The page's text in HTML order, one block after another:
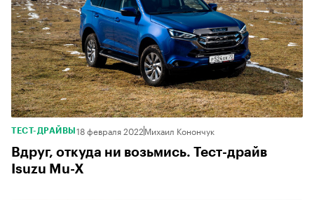
ТЕСТ-ДРАЙВЫ 18 февраля 2022Михаил Конончук
Вдруг, откуда ни возьмись. Тест-драйв
Isuzu Mu-X